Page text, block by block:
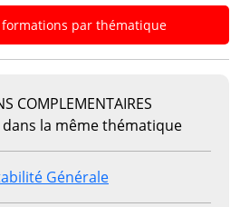
par thématique
COMPLEMENTAIRES
la même thématique
Générale